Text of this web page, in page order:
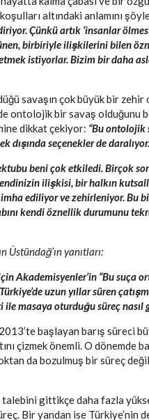
altındaki anlamını
Çünkü artık ‘insanlar
birbiriyle ilişkilerini bilen
istiyorlar. Bizim bir daha
savaşın çok büyük bir
ontolojik bir savaş olduğunu
dikkat çekiyor: “Bu
dışında seçenekler de daralıyor.
beni çok etkiledi. Birçok
ilişkisi, bir halkın
ediliyor ve zehirleniyor. Bu
kendi öznellik durumunu
Üstündağ’ın yanıtları:
Akademisyenler’in “Bu suça
uzun yıllar süren
masaya oturduğu süreç nasıl
başlayan barış süreci
çizmek önemli. O
da bozulmuş bir süreç
talebini gittikçe daha fazla
Bir yandan ise Türkiye’nin